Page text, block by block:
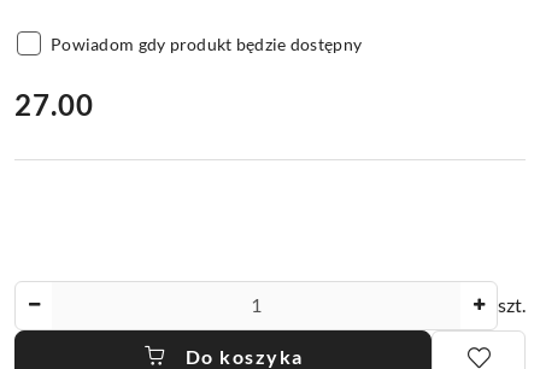
Powiadom gdy produkt będzie dostępny
cena:
27.00
szt.
Do koszyka